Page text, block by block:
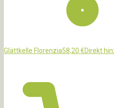
Glättkelle Florenzia58,20 €Direkt